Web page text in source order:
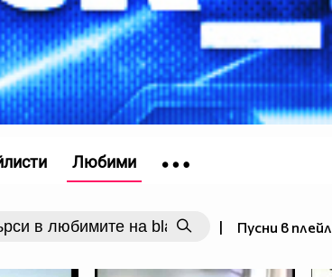
| Пусни в
Любими